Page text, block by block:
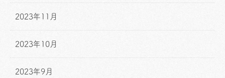
2023年11月
2023年10月
2023年9月